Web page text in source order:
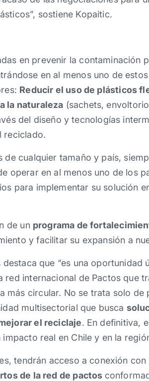
sostiene Kopaitic.
en prevenir la contaminación
en al menos uno de
Reducir el uso de plásticos
la naturaleza (sachets,
del diseño y tecnologías
reciclado.
cualquier tamaño y país,
operar en al menos uno de los
para implementar su solución
de un programa de
y facilitar su expansión a
que “es una oportunidad
red internacional de Pactos que
más circular. No se trata solo de
multisectorial que busca
el reciclaje. En definitiva,
real en Chile y en la
tendrán acceso a conexión
de la red de pactos